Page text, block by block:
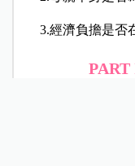
3.經濟負擔是否